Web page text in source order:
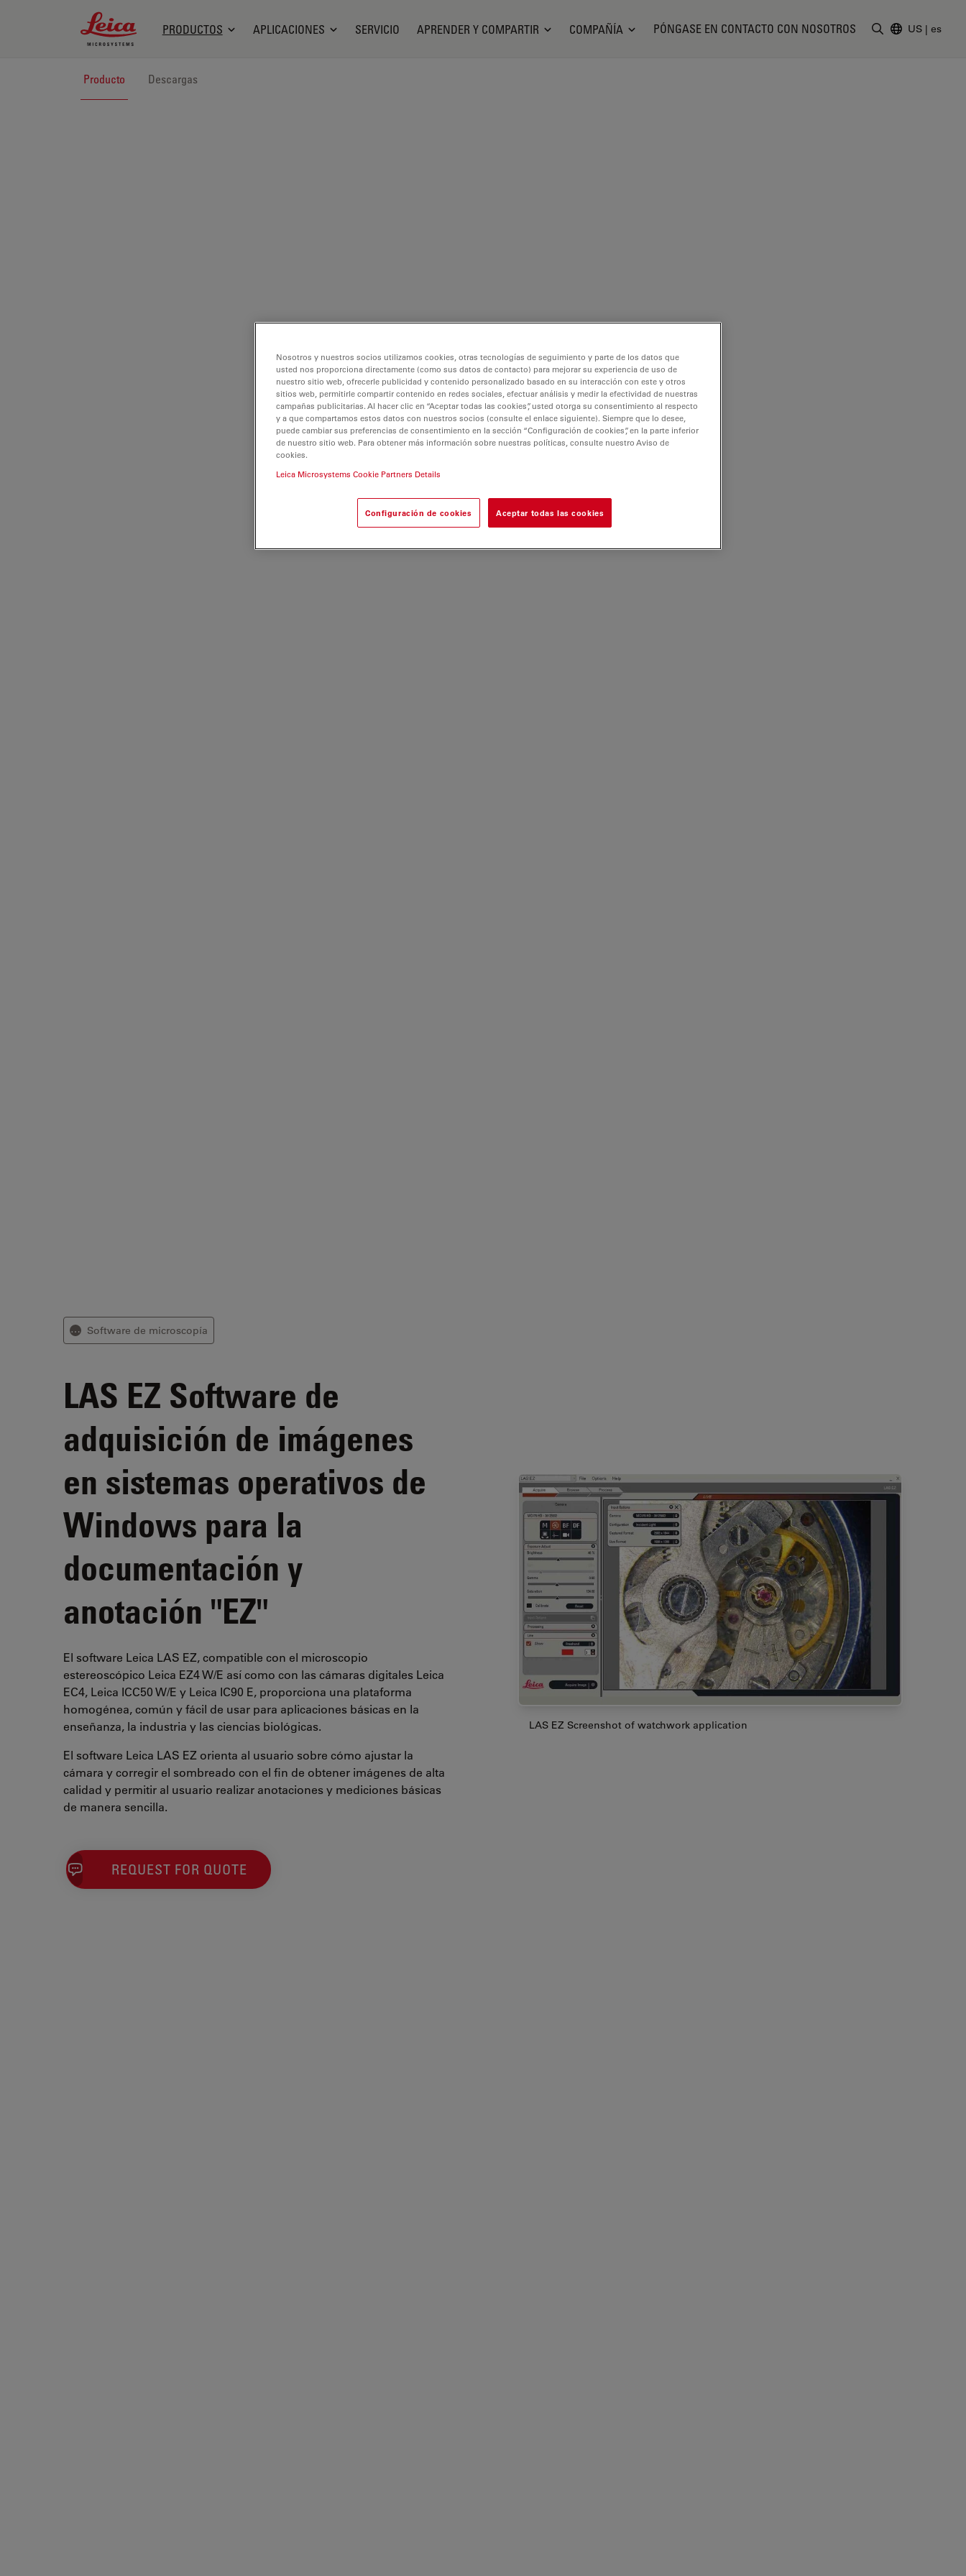
Leica Microsystems Logo
PRODUCTOS APLICACIONES SERVICIO APRENDER Y COMPARTIR COMPAÑÍA PÓNGASE EN CONTACTO CON NOSOTROS US | es
Producto Descargas
⋯ Software de microscopía
LAS EZ Software de
adquisición de imágenes
en sistemas operativos de
Windows para la
documentación y
anotación "EZ"
El software Leica LAS EZ, compatible con el microscopio
estereoscópico Leica EZ4 W/E así como con las cámaras digitales Leica
EC4, Leica ICC50 W/E y Leica IC90 E, proporciona una plataforma
homogénea, común y fácil de usar para aplicaciones básicas en la
enseñanza, la industria y las ciencias biológicas.
El software Leica LAS EZ orienta al usuario sobre cómo ajustar la
cámara y corregir el sombreado con el fin de obtener imágenes de alta
calidad y permitir al usuario realizar anotaciones y mediciones básicas
de manera sencilla.
REQUEST FOR QUOTE
LAS EZ Screenshot of watchwork application
Nosotros y nuestros socios utilizamos cookies, otras tecnologías de seguimiento y parte de los datos que
usted nos proporciona directamente (como sus datos de contacto) para mejorar su experiencia de uso de
nuestro sitio web, ofrecerle publicidad y contenido personalizado basado en su interacción con este y otros
sitios web, permitirle compartir contenido en redes sociales, efectuar análisis y medir la efectividad de nuestras
campañas publicitarias. Al hacer clic en “Aceptar todas las cookies”, usted otorga su consentimiento al respecto
y a que compartamos estos datos con nuestros socios (consulte el enlace siguiente). Siempre que lo desee,
puede cambiar sus preferencias de consentimiento en la sección “Configuración de cookies”, en la parte inferior
de nuestro sitio web. Para obtener más información sobre nuestras políticas, consulte nuestro Aviso de
cookies.
Leica Microsystems Cookie Partners Details
Configuración de cookies Aceptar todas las cookies